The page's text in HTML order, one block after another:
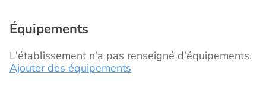
Équipements
L'établissement n'a pas renseigné d'équipements.
Ajouter des équipements